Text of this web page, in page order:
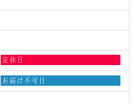
水
日,
8
定休日
木
お届け不可日